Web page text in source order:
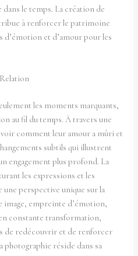
le temps. La création de
à renforcer le patrimoine
et d’amour pour les
les moments marquants,
au fil du temps. À travers une
comment leur amour a mûri et
subtils qui illustrent
engagement plus profond. La
les expressions et les
perspective unique sur la
image, empreinte d’émotion,
constante transformation,
de redécouvrir et de renforcer
photographie réside dans sa